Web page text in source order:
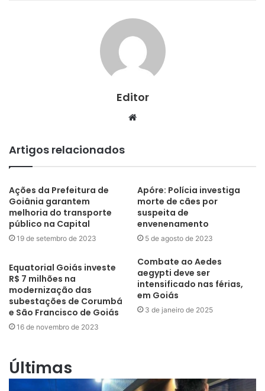
Editor
Website
Artigos relacionados
Ações da Prefeitura de
Goiânia garantem
melhoria do transporte
público na Capital
19 de setembro de 2023
Apóre: Polícia investiga
morte de cães por
suspeita de
envenenamento
5 de agosto de 2023
Equatorial Goiás investe
R$ 7 milhões na
modernização das
subestações de Corumbá
e São Francisco de Goiás
16 de novembro de 2023
Combate ao Aedes
aegypti deve ser
intensificado nas férias,
em Goiás
3 de janeiro de 2025
Últimas